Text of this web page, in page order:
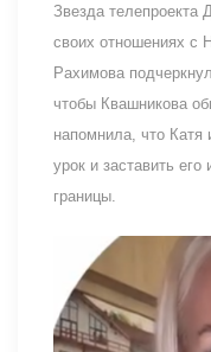
Звезда телепроекта
своих отношениях с
Рахимова
чтобы Квашникова
напомнила, что Катя
урок и заставить его
границы.